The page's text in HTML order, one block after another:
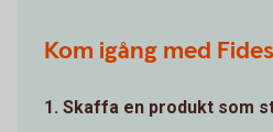
Kom igång med
1. Skaffa en produkt som